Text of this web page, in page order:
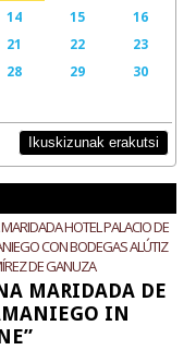
14 15
16
21 22
23
28 29
30
Ikuskizunak erakutsi
HOTEL PALACIO DE
CON BODEGAS ALÚTIZ
DE GANUZA
MARIDADA DE
IN